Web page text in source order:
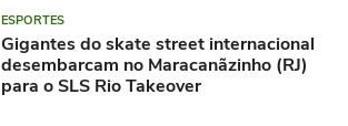
ESPORTES
Gigantes do skate street internacional
desembarcam no Maracanãzinho (RJ)
para o SLS Rio Takeover